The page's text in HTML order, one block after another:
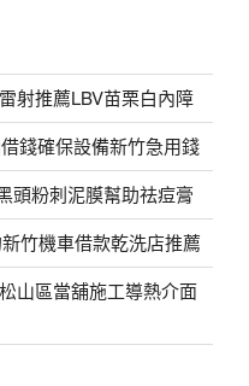
射推薦LBV苗栗白內障
錢確保設備新竹急用錢
頭粉刺泥膜幫助祛痘膏
竹機車借款乾洗店推薦
山區當舖施工導熱介面